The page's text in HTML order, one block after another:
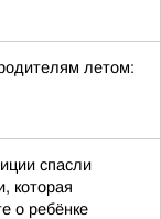
летом:
спасли
которая
о ребёнке